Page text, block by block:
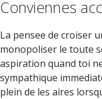
Conviennes
La pensee de croiser
monopoliser le toute
aspiration quand toi
sympathique
plein de les aires